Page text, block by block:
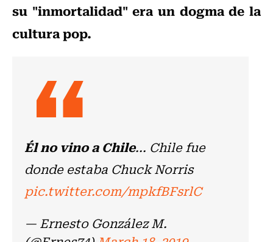
su "inmortalidad" era un dogma de la
cultura pop.
Él no vino a Chile... Chile fue
donde estaba Chuck Norris
pic.twitter.com/mpkfBFsrlC
— Ernesto González M.